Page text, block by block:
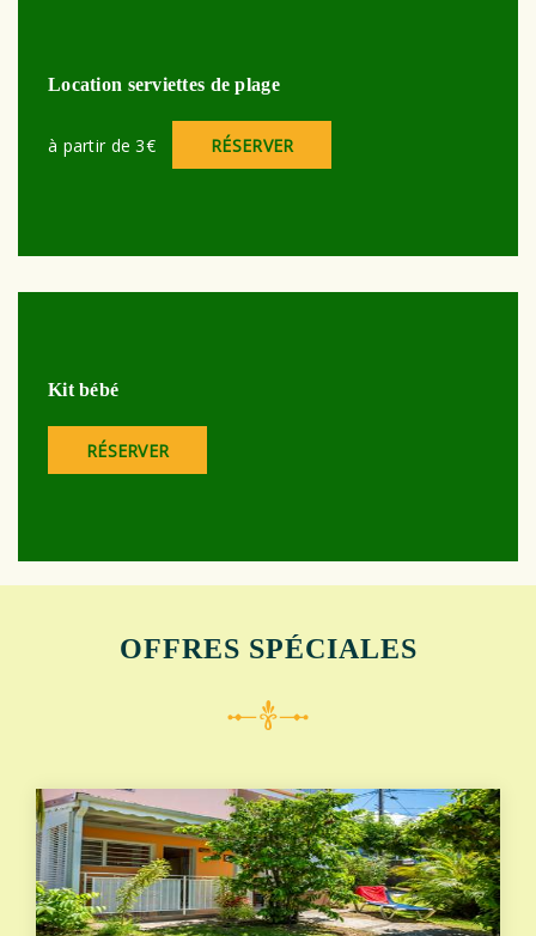
Location serviettes de plage
à partir de 3€ RÉSERVER
Kit bébé
RÉSERVER
OFFRES SPÉCIALES